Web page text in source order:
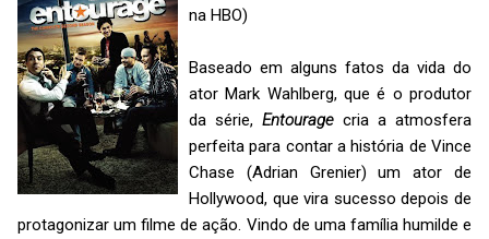
na HBO)
Baseado em alguns fatos da vida do
ator Mark Wahlberg, que é o produtor
da série, Entourage cria a atmosfera
perfeita para contar a história de Vince
Chase (Adrian Grenier) um ator de
Hollywood, que vira sucesso depois de
protagonizar um filme de ação. Vindo de uma família humilde e